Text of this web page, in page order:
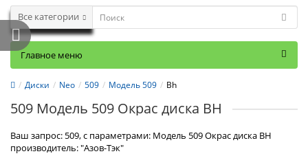
Все категории
Главное меню
Диски Neo 509 Модель 509 Bh
509 Модель 509 Окрас диска BH
Ваш запрос: 509, с параметрами: Модель 509 Окрас диска BH
производитель: "Азов-Тэк"